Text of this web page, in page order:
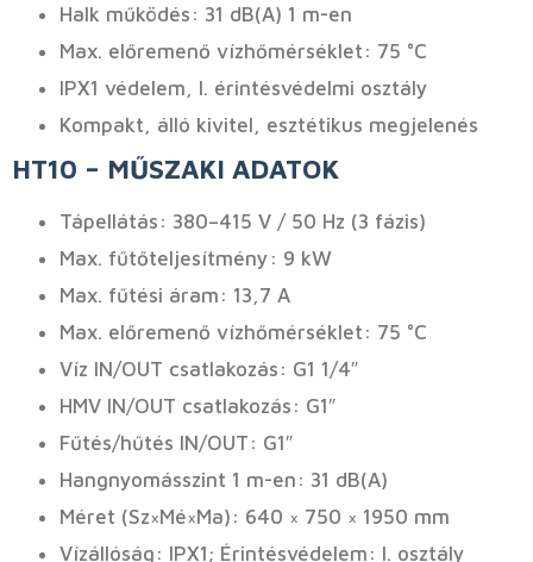
Halk működés: 31 dB(A) 1 m-en
Max. előremenő vízhőmérséklet: 75 °C
IPX1 védelem, I. érintésvédelmi osztály
Kompakt, álló kivitel, esztétikus megjelenés
HT10 – MŰSZAKI ADATOK
Tápellátás: 380–415 V / 50 Hz (3 fázis)
Max. fűtőteljesítmény: 9 kW
Max. fűtési áram: 13,7 A
Max. előremenő vízhőmérséklet: 75 °C
Víz IN/OUT csatlakozás: G1 1/4″
HMV IN/OUT csatlakozás: G1″
Fűtés/hűtés IN/OUT: G1″
Hangnyomásszint 1 m-en: 31 dB(A)
Méret (Sz×Mé×Ma): 640 × 750 × 1950 mm
Vízállóság: IPX1; Érintésvédelem: I. osztály